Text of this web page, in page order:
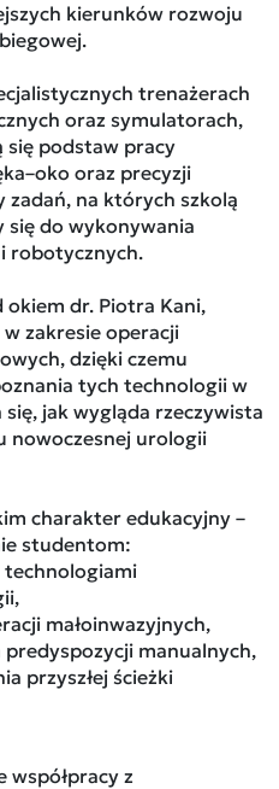
kierunków rozwoju
trenażerach
oraz symulatorach,
się podstaw pracy
oraz precyzji
zadań, na których szkolą
się do wykonywania
robotycznych.
okiem dr. Piotra Kani,
zakresie operacji
dzięki czemu
tych technologii w
jak wygląda rzeczywista
nowoczesnej urologii
charakter edukacyjny –
studentom:
małoinwazyjnych,
predyspozycji manualnych,
przyszłej ścieżki
współpracy z